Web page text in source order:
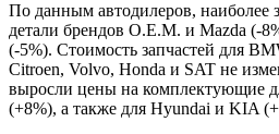
По данным автодилеров, наиболее
детали брендов O.E.M. и Mazda (-
(-5%). Стоимость запчастей для
Citroen, Volvo, Honda и SAT не
выросли цены на комплектующие
(+8%), а также для Hyundai и KIA